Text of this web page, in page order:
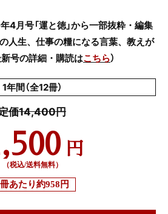
4月号「運と徳」から一部抜粋・編集
人生、仕事の糧になる言葉、教えが
新号の詳細・購読はこちら）
1年間（全12冊）
価14,400円
円
（税込/送料無料）
あたり約958円